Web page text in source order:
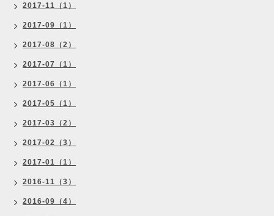
2017-11（1）
2017-09（1）
2017-08（2）
2017-07（1）
2017-06（1）
2017-05（1）
2017-03（2）
2017-02（3）
2017-01（1）
2016-11（3）
2016-09（4）